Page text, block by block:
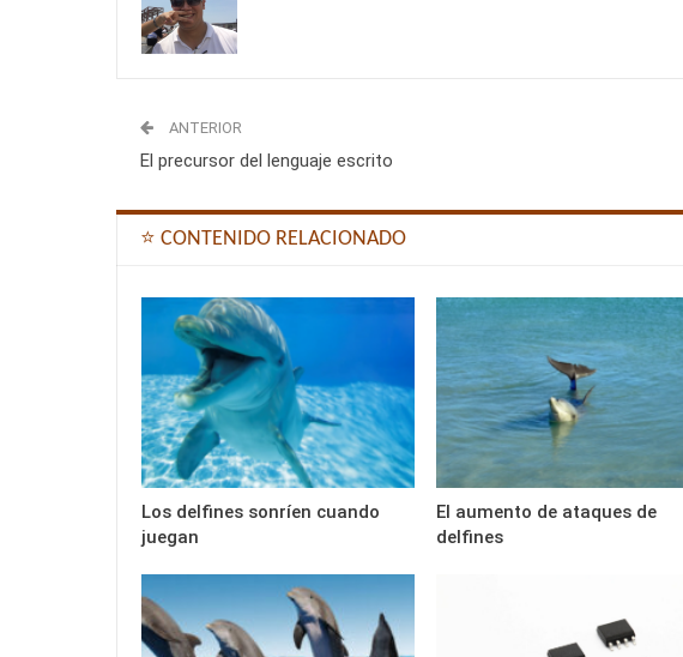
ANTERIOR
El precursor del lenguaje escrito
⭐ CONTENIDO RELACIONADO
Los delfines sonríen cuando
juegan
El aumento de ataques de
delfines